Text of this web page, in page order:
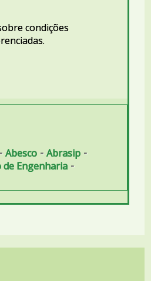
condições
Abesco -Abrasip -
Engenharia -